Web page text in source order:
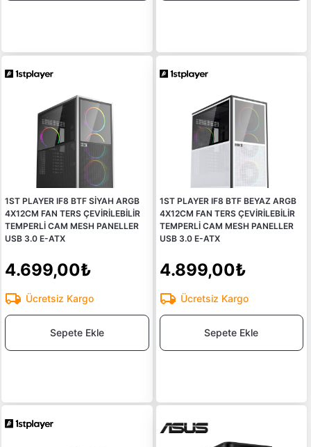
1ST PLAYER IF8 BTF SİYAH ARGB
4X12CM FAN TERS ÇEVİRİLEBİLİR
TEMPERLİ CAM MESH PANELLER
USB 3.0 E-ATX
4.699,00₺
Ücretsiz Kargo
Sepete Ekle
1ST PLAYER IF8 BTF BEYAZ ARGB
4X12CM FAN TERS ÇEVİRİLEBİLİR
TEMPERLİ CAM MESH PANELLER
USB 3.0 E-ATX
4.899,00₺
Ücretsiz Kargo
Sepete Ekle